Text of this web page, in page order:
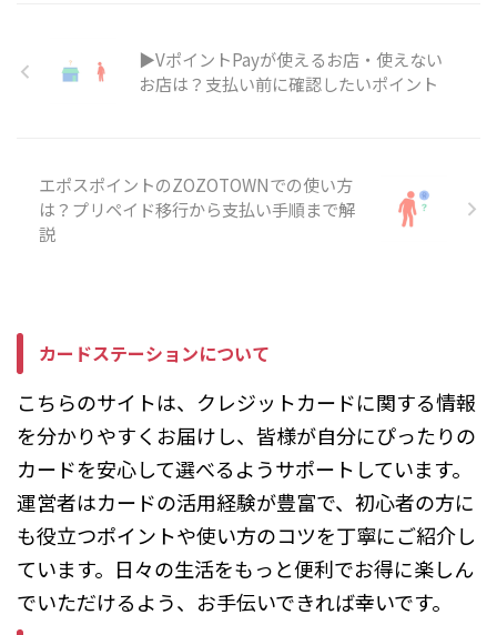
と思っていませんか。 エポスポ
イントは、ZOZOTOWNの支払い
画面で直接使うのではなく、エポ
登録を済ませておくと、スムーズ
に支払いできます。 この記事で
は、エポスポイントを
▶VポイントPayが使えるお店・使えない
お店は？支払い前に確認したいポイント
エポスポイントのZOZOTOWNでの使い方
は？プリペイド移行から支払い手順まで解
説
カードステーションについて
こちらのサイトは、クレジットカードに関する情報
を分かりやすくお届けし、皆様が自分にぴったりの
カードを安心して選べるようサポートしています。
運営者はカードの活用経験が豊富で、初心者の方に
も役立つポイントや使い方のコツを丁寧にご紹介し
ています。日々の生活をもっと便利でお得に楽しん
でいただけるよう、お手伝いできれば幸いです。